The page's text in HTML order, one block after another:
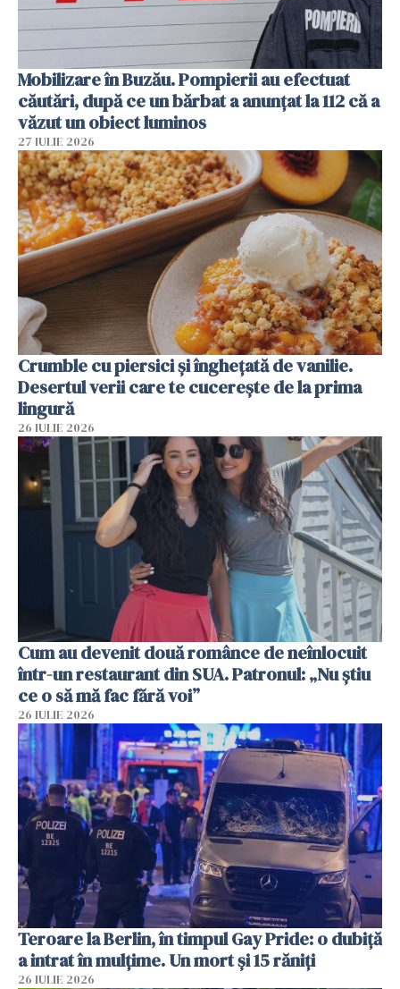
Mobilizare în Buzău. Pompierii au efectuat
căutări, după ce un bărbat a anunțat la 112 că a
văzut un obiect luminos
27 IULIE 2026
Crumble cu piersici și înghețată de vanilie.
Desertul verii care te cucerește de la prima
lingură
26 IULIE 2026
Cum au devenit două românce de neînlocuit
într-un restaurant din SUA. Patronul: „Nu știu
ce o să mă fac fără voi”
26 IULIE 2026
Teroare la Berlin, în timpul Gay Pride: o dubiță
a intrat în mulțime. Un mort și 15 răniți
26 IULIE 2026